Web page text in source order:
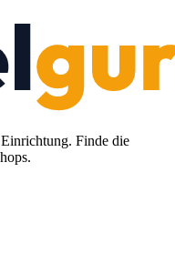
Finde die